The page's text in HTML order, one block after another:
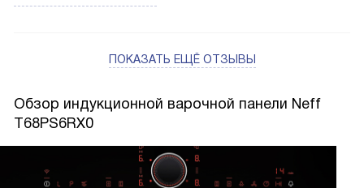
сковороды значительно сокращает время приготовления.
перемещения настроек. Это очень удобно, когда ты
перемещаешь посуду с одной зоны на другую, а плита
процесс приготовления и позволяет сосредоточиться на
самом блюде!
ПОКАЗАТЬ ЕЩЁ ОТЗЫВЫ
Обзор индукционной варочной панели Neff
T68PS6RX0